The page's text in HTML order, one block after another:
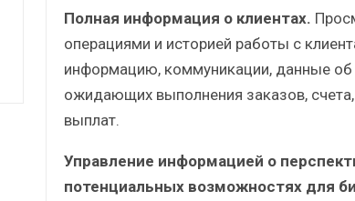
Полная информация о клиентах.
операциями и историей работы с
информацию, коммуникации, данные
ожидающих выполнения заказов,
выплат.
Управление информацией о
потенциальных возможностях для